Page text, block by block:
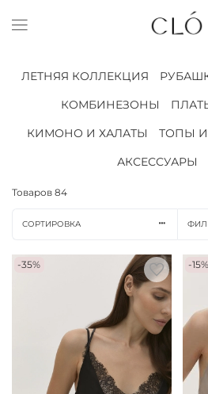
ЛЕТНЯЯ КОЛЛЕКЦИЯ
КОМБИНЕЗОНЫ
КИМОНО И ХАЛАТЫ
ТОПЫ
АКСЕССУАРЫ
Товаров 84
СОРТИРОВКА
-35% -15%